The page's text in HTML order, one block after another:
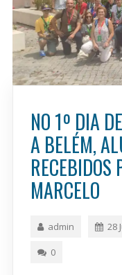
NO 1º DIA
A BELÉM,
RECEBIDOS
MARCELO
admin 28
0